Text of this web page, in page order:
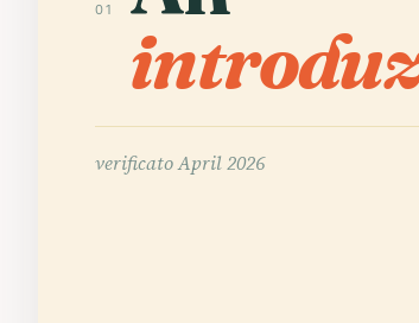
01
verificatoApril 2026